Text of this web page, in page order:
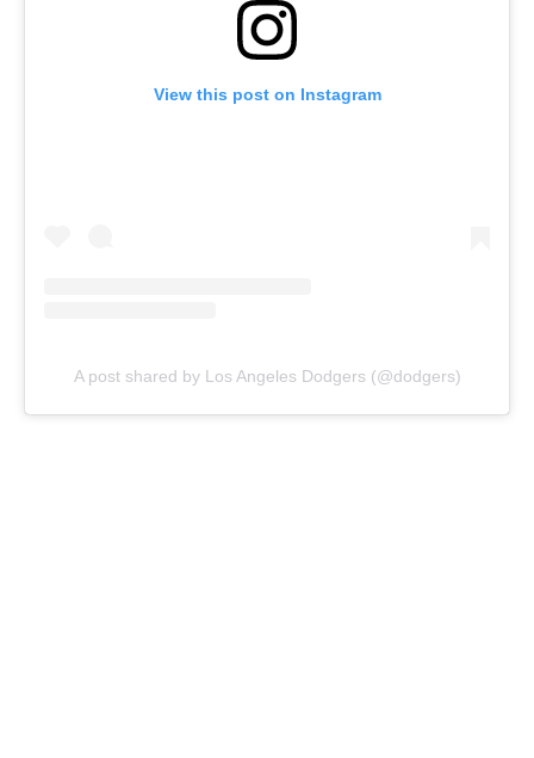
View this post on Instagram
A post shared by Los Angeles Dodgers (@dodgers)